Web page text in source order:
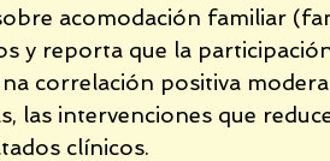
acomodación familiar
y reporta que la
correlación positiva
las intervenciones que
clínicos.